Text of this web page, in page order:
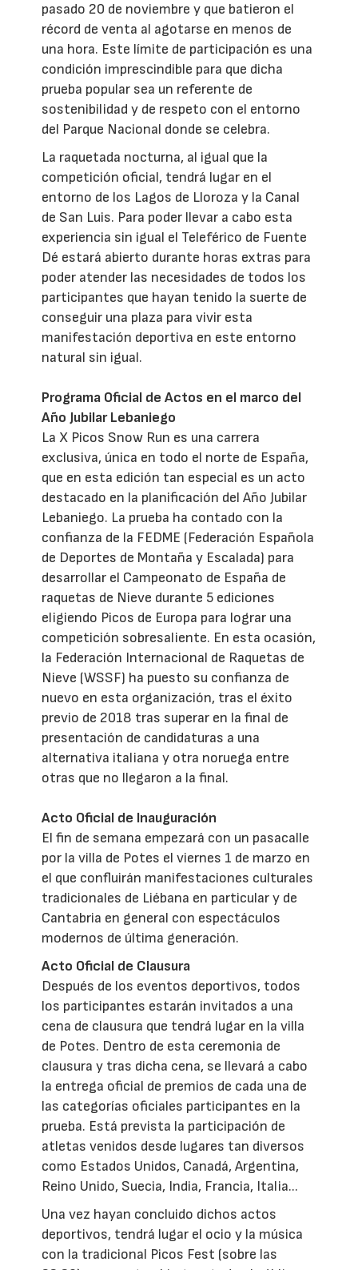
pasado 20 de noviembre y que batieron el
récord de venta al agotarse en menos de
una hora. Este límite de participación es una
condición imprescindible para que dicha
prueba popular sea un referente de
sostenibilidad y de respeto con el entorno
del Parque Nacional donde se celebra.
La raquetada nocturna, al igual que la
competición oficial, tendrá lugar en el
entorno de los Lagos de Lloroza y la Canal
de San Luis. Para poder llevar a cabo esta
experiencia sin igual el Teleférico de Fuente
Dé estará abierto durante horas extras para
poder atender las necesidades de todos los
participantes que hayan tenido la suerte de
conseguir una plaza para vivir esta
manifestación deportiva en este entorno
natural sin igual.
Programa Oficial de Actos en el marco del
Año Jubilar Lebaniego
La X Picos Snow Run es una carrera
exclusiva, única en todo el norte de España,
que en esta edición tan especial es un acto
destacado en la planificación del Año Jubilar
Lebaniego. La prueba ha contado con la
confianza de la FEDME (Federación Española
de Deportes de Montaña y Escalada) para
desarrollar el Campeonato de España de
raquetas de Nieve durante 5 ediciones
eligiendo Picos de Europa para lograr una
competición sobresaliente. En esta ocasión,
la Federación Internacional de Raquetas de
Nieve (WSSF) ha puesto su confianza de
nuevo en esta organización, tras el éxito
previo de 2018 tras superar en la final de
presentación de candidaturas a una
alternativa italiana y otra noruega entre
otras que no llegaron a la final.
Acto Oficial de Inauguración
El fin de semana empezará con un pasacalle
por la villa de Potes el viernes 1 de marzo en
el que confluirán manifestaciones culturales
tradicionales de Liébana en particular y de
Cantabria en general con espectáculos
modernos de última generación.
Acto Oficial de Clausura
Después de los eventos deportivos, todos
los participantes estarán invitados a una
cena de clausura que tendrá lugar en la villa
de Potes. Dentro de esta ceremonia de
clausura y tras dicha cena, se llevará a cabo
la entrega oficial de premios de cada una de
las categorías oficiales participantes en la
prueba. Está prevista la participación de
atletas venidos desde lugares tan diversos
como Estados Unidos, Canadá, Argentina,
Reino Unido, Suecia, India, Francia, Italia...
Una vez hayan concluido dichos actos
deportivos, tendrá lugar el ocio y la música
con la tradicional Picos Fest (sobre las